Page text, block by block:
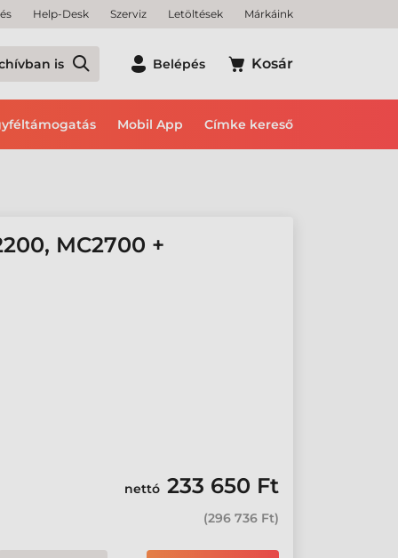
Help-Desk Szerviz Letöltések Márkáink
is Belépés Kosár
Mobil App Címke kereső
MC2700 +
nettó 233 650 Ft
(296 736 Ft)